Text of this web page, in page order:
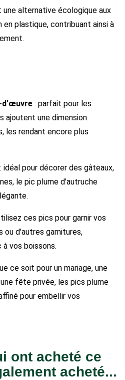
alternative écologique aux
plastique, contribuant ainsi à
d'œuvre : parfait pour les
ajoutent une dimension
les rendant encore plus
: idéal pour décorer des gâteaux,
le pic plume d'autruche
ces pics pour garnir vos
d'autres garnitures,
vos boissons.
ce soit pour un mariage, une
fête privée, les pics plume
pour embellir vos
ont acheté ce
acheté...